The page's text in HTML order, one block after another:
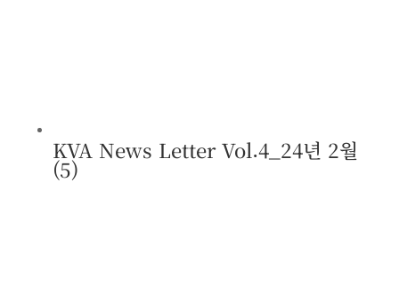
KVA News Letter Vol.4_24년 2월
(5)